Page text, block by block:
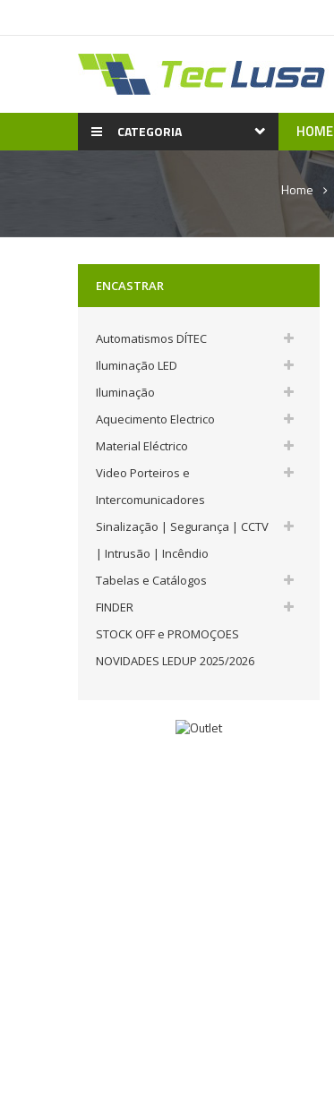
CATEGORIA HOME
Home
ENCASTRAR
Automatismos DÍTEC
Iluminação LED
Iluminação
Aquecimento Electrico
Material Eléctrico
Video Porteiros e
Intercomunicadores
Sinalização | Segurança | CCTV
| Intrusão | Incêndio
Tabelas e Catálogos
FINDER
STOCK OFF e PROMOÇOES
NOVIDADES LEDUP 2025/2026